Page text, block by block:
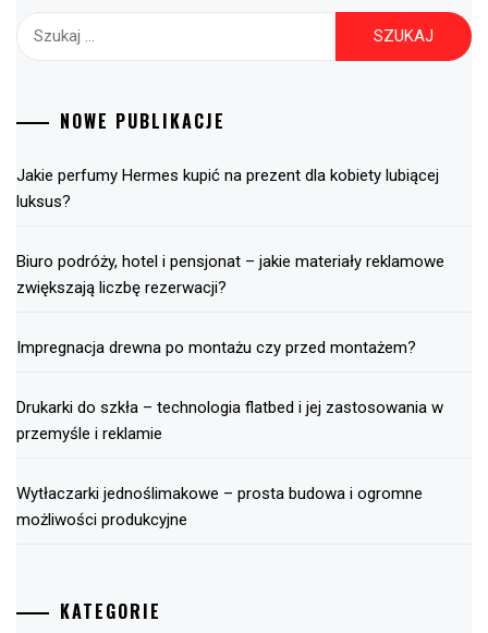
NOWE PUBLIKACJE
Jakie perfumy Hermes kupić na prezent dla kobiety lubiącej
luksus?
Biuro podróży, hotel i pensjonat – jakie materiały reklamowe
zwiększają liczbę rezerwacji?
Impregnacja drewna po montażu czy przed montażem?
Drukarki do szkła – technologia flatbed i jej zastosowania w
przemyśle i reklamie
Wytłaczarki jednoślimakowe – prosta budowa i ogromne
możliwości produkcyjne
KATEGORIE